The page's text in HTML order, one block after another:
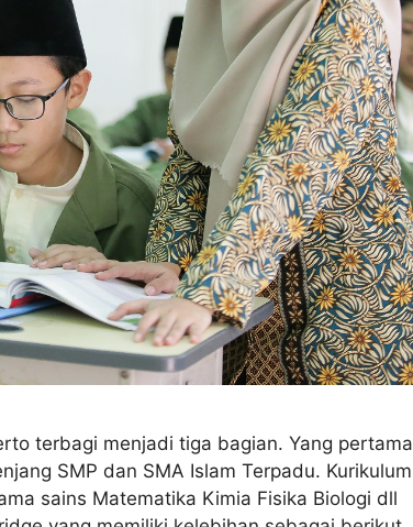
terbagi menjadi tiga bagian. Yang pertama
SMP dan SMA Islam Terpadu. Kurikulum
sains Matematika Kimia Fisika Biologi dll